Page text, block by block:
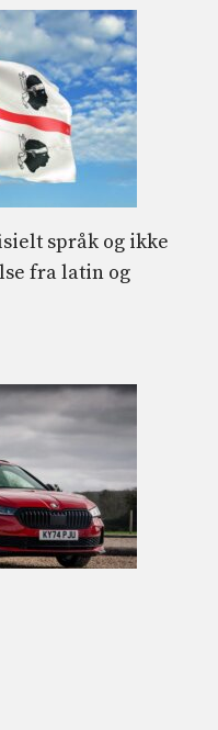
språk og ikke
fra latin og